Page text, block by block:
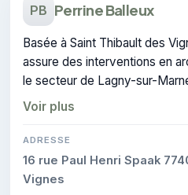
PB Perrine Balleux
Basée à Saint Thibault des
assure des interventions en
le secteur de Lagny-sur-
pour un devis en architecture
Voir plus
ADRESSE
16 rue Paul Henri Spaak
Vignes